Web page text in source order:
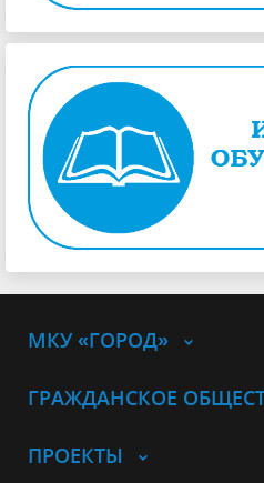
МКУ «ГОРОД»
ГРАЖДАНСКОЕ
ПРОЕКТЫ